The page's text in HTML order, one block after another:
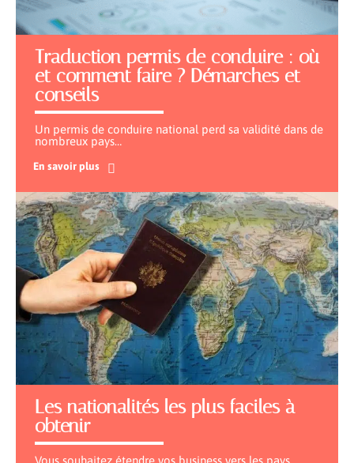
Traduction permis de conduire : où
et comment faire ? Démarches et
conseils
Un permis de conduire national perd sa validité dans de
nombreux pays…
En savoir plus
Les nationalités les plus faciles à
obtenir